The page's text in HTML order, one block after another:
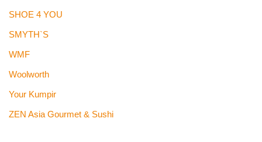
SHOE 4 YOU
SMYTH`S
WMF
Woolworth
Your Kumpir
ZEN Asia Gourmet & Sushi